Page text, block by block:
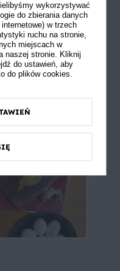
wykorzystywać
do zbierania danych
w trzech
ruchu na stronie,
miejscach w
naszej stronie. Kliknij
do ustawień, aby
do plików cookies.